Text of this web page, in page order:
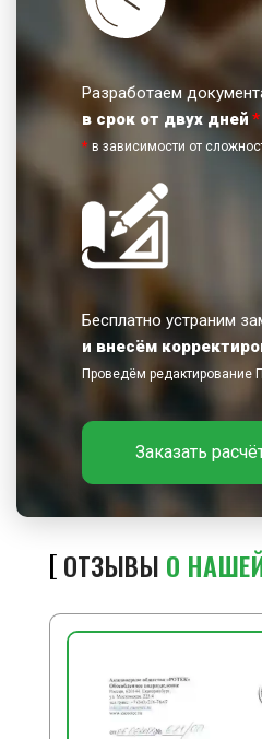
Разработаем
в срок от двух дней *
* в зависимости от
Бесплатно устраним
и внесём
Проведём редактирование
Заказать
ОТЗЫВЫ О